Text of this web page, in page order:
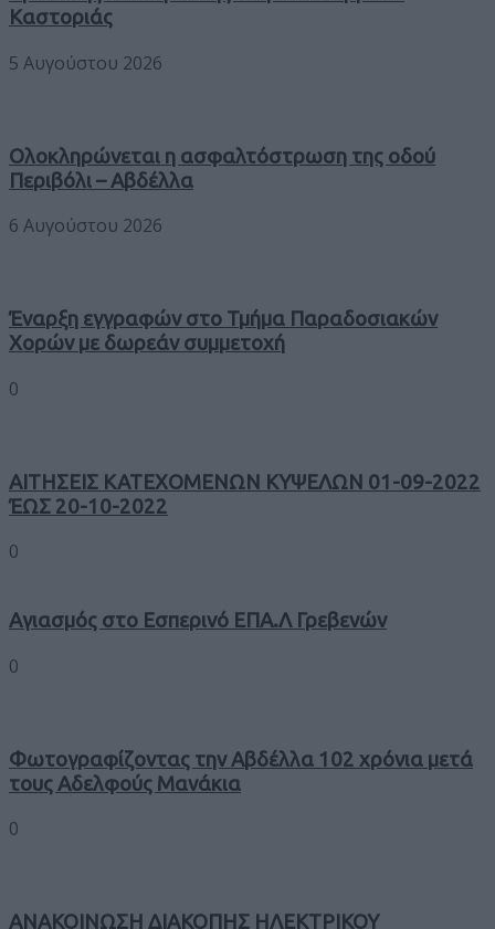
Καστοριάς
5 Αυγούστου 2026
Ολοκληρώνεται η ασφαλτόστρωση της οδού
Περιβόλι – Αβδέλλα
6 Αυγούστου 2026
Έναρξη εγγραφών στο Τμήμα Παραδοσιακών
Χορών με δωρεάν συμμετοχή
0
ΑΙΤΗΣΕΙΣ ΚΑΤΕΧΟΜΕΝΩΝ ΚΥΨΕΛΩΝ 01-09-2022
ΈΩΣ 20-10-2022
0
Αγιασμός στο Εσπερινό ΕΠΑ.Λ Γρεβενών
0
Φωτογραφίζοντας την Αβδέλλα 102 χρόνια μετά
τους Αδελφούς Μανάκια
0
ΑΝΑΚΟΙΝΩΣΗ ΔΙΑΚΟΠΗΣ ΗΛΕΚΤΡΙΚΟΥ